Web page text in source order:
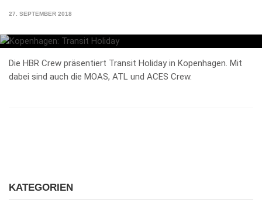
27. SEPTEMBER 2018
Die HBR Crew präsentiert Transit Holiday in Kopenhagen. Mit
dabei sind auch die MOAS, ATL und ACES Crew.
KATEGORIEN